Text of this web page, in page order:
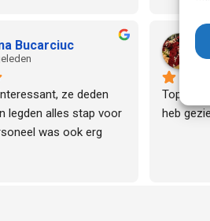
en
de
deze
Bucarciuc
ze deden
legden alles stap voor
was ook erg
5
Top
heb